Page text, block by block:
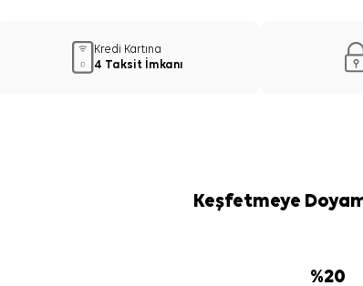
Kredi Kartına
4 Taksit İmkanı
Keşfetmeye
%20